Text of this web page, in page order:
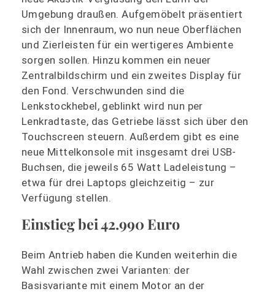
Umgebung draußen. Aufgemöbelt präsentiert
sich der Innenraum, wo nun neue Oberflächen
und Zierleisten für ein wertigeres Ambiente
sorgen sollen. Hinzu kommen ein neuer
Zentralbildschirm und ein zweites Display für
den Fond. Verschwunden sind die
Lenkstockhebel, geblinkt wird nun per
Lenkradtaste, das Getriebe lässt sich über den
Touchscreen steuern. Außerdem gibt es eine
neue Mittelkonsole mit insgesamt drei USB-
Buchsen, die jeweils 65 Watt Ladeleistung –
etwa für drei Laptops gleichzeitig – zur
Verfügung stellen.
Einstieg bei 42.990 Euro
Beim Antrieb haben die Kunden weiterhin die
Wahl zwischen zwei Varianten: der
Basisvariante mit einem Motor an der